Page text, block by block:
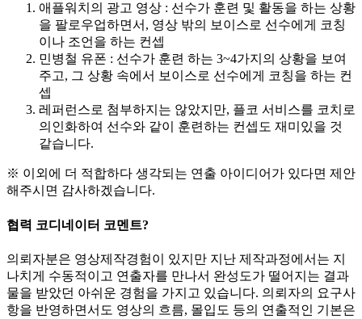
애플워치의 광고 영상 : 선수가 훈련 및 활동을 하는 상황
을 팔로우업하면서, 영상 밖의 보이스로 선수에게 코칭
이나 조언을 하는 컨셉
민병철 유폰 : 선수가 훈련 하는 3~4가지의 상황을 보여
주고, 그 상황 속에서 보이스로 선수에게 코칭을 하는 컨
셉
레퍼런스로 첨부하지는 않았지만, 플코 서비스를 코치로
의인화하여 선수와 같이 훈련하는 컨셉도 재미있을 것
같습니다.
※ 이외에 더 적합하다 생각되는 연출 아이디어가 있다면 제안
해주시면 감사하겠습니다.
협력 코디네이터 코멘트?
의뢰자분은 영상제작경험이 있지만 지난 제작과정에서는 지
나치게 수동적이고 연출자를 만나서 완성도가 떨어지는 결과
물을 받았던 아쉬운 경험을 가지고 있습니다. 의뢰자의 요구사
항을 반영하면서도 영상의 흐름, 몰입도 등의 연출적인 기본은